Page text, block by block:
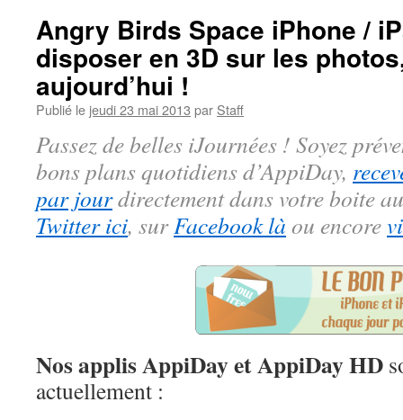
Angry Birds Space iPhone /
disposer en 3D sur les
aujourd’hui !
Publié le jeudi 23 mai 2013 par Staff
Passez de belles iJournées ! Soyez
bons plans quotidiens d’AppiDay,
par jourdirectement dans votre boite
Twitter ici, surFacebook là ou encore
Nos applis AppiDay et AppiDay HD
actuellement :